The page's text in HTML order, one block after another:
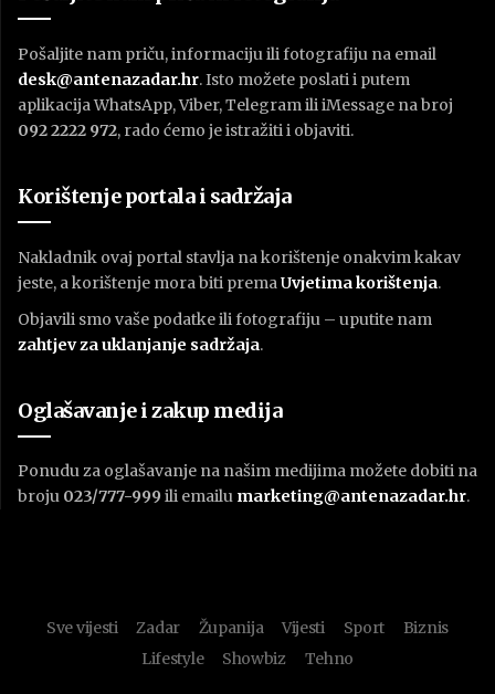
Pošaljite nam priču, informaciju ili fotografiju na email
desk@antenazadar.hr. Isto možete poslati i putem
aplikacija WhatsApp, Viber, Telegram ili iMessage na broj
092 2222 972, rado ćemo je istražiti i objaviti.
Korištenje portala i sadržaja
Nakladnik ovaj portal stavlja na korištenje onakvim kakav
jeste, a korištenje mora biti premaUvjetima korištenja.
Objavili smo vaše podatke ili fotografiju – uputite nam
zahtjev za uklanjanje sadržaja.
Oglašavanje i zakup medija
Ponudu za oglašavanje na našim medijima možete dobiti na
broju 023/777-999 ili emailu marketing@antenazadar.hr.
Sve vijesti Zadar Županija Vijesti Sport
Biznis
Lifestyle
Showbiz Tehno